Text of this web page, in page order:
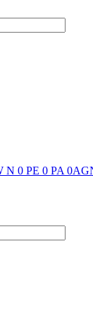
N 0 PE 0 PA